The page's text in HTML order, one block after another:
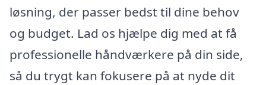
løsning, der passer bedst til dine behov
og budget. Lad os hjælpe dig med at få
professionelle håndværkere på din side,
så du trygt kan fokusere på at nyde dit